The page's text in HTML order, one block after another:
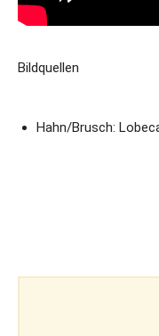
Bildquellen
Hahn/Brusch: